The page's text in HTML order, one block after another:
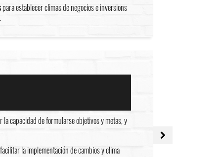
para establecer climas de negocios e inversions
capacidad de formularse objetivos y metas, y
la implementación de cambios y clima